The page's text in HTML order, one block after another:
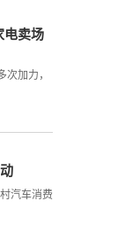
电卖场
加力，
汽车消费